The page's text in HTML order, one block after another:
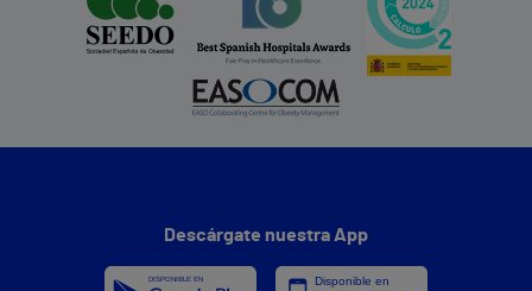
Descárgate nuestra App